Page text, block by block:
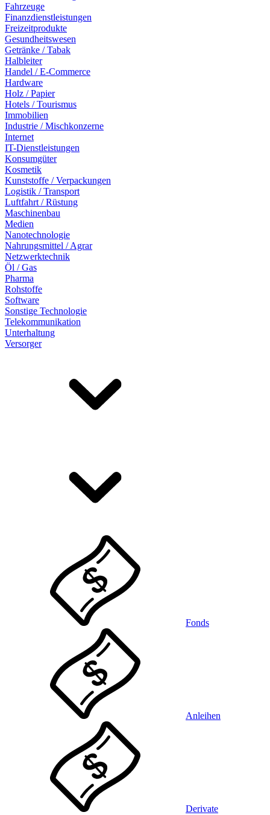
Fahrzeuge
Finanzdienstleistungen
Freizeitprodukte
Gesundheitswesen
Getränke / Tabak
Halbleiter
Handel / E-Commerce
Hardware
Holz / Papier
Hotels / Tourismus
Immobilien
Industrie / Mischkonzerne
Internet
IT-Dienstleistungen
Konsumgüter
Kosmetik
Kunststoffe / Verpackungen
Logistik / Transport
Luftfahrt / Rüstung
Maschinenbau
Medien
Nanotechnologie
Nahrungsmittel / Agrar
Netzwerktechnik
Öl / Gas
Pharma
Rohstoffe
Software
Sonstige Technologie
Telekommunikation
Unterhaltung
Versorger
Fonds
Anleihen
Derivate